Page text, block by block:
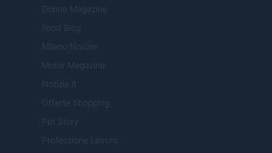
Donne Magazine
Food Blog
Milano Notizie
Motor Magazine
Notizie.it
Offerte Shopping
Pet Story
Professione Lavoro